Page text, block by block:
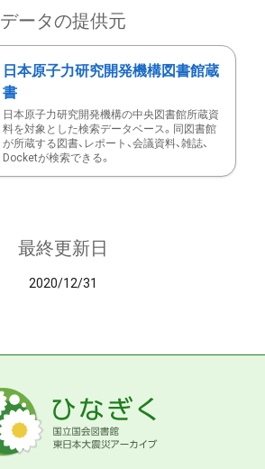
データの提供元
日本原子力研究開発機構図書館蔵
書
日本原子力研究開発機構の中央図書館所蔵資
料を対象とした検索データベース。同図書館
が所蔵する図書、レポート、会議資料、雑誌、
Docketが検索できる。
最終更新日
2020/12/31